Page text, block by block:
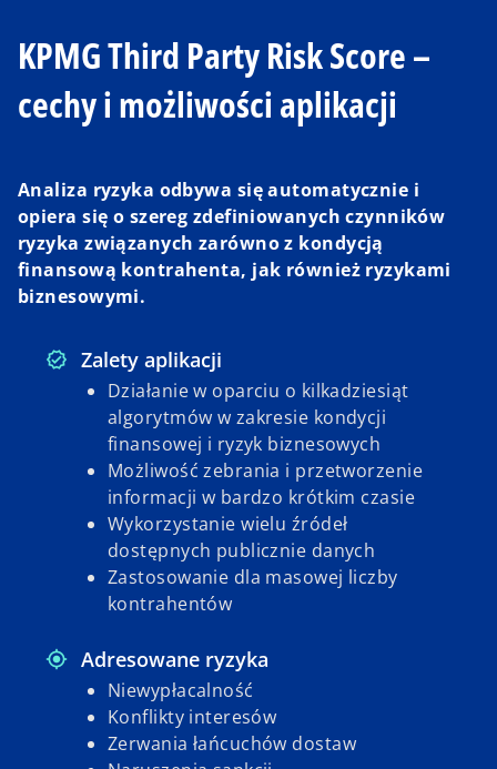
KPMG Third Party Risk Score –
cechy i możliwości aplikacji
Analiza ryzyka odbywa się automatycznie i
opiera się o szereg zdefiniowanych czynników
ryzyka związanych zarówno z kondycją
finansową kontrahenta, jak również ryzykami
biznesowymi.
Zalety aplikacji
Działanie w oparciu o kilkadziesiąt
algorytmów w zakresie kondycji
finansowej i ryzyk biznesowych
Możliwość zebrania i przetworzenie
informacji w bardzo krótkim czasie
Wykorzystanie wielu źródeł
dostępnych publicznie danych
Zastosowanie dla masowej liczby
kontrahentów
Adresowane ryzyka
Niewypłacalność
Konflikty interesów
Zerwania łańcuchów dostaw